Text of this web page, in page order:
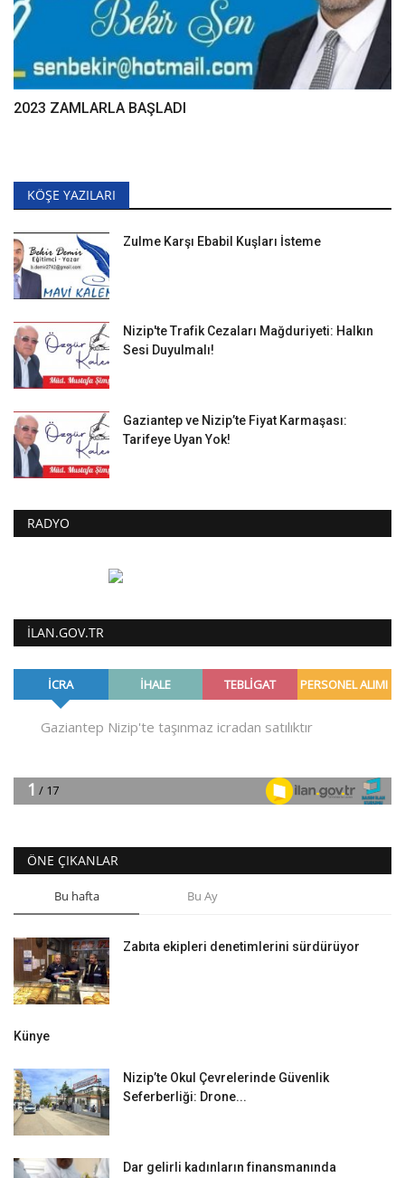
2023 ZAMLARLA BAŞLADI
KÖŞE YAZILARI
Zulme Karşı Ebabil Kuşları İsteme
Nizip'te Trafik Cezaları Mağduriyeti: Halkın
Sesi Duyulmalı!
Gaziantep ve Nizip’te Fiyat Karmaşası:
Tarifeye Uyan Yok!
RADYO
ILAN.GOV.TR
ÖNE ÇIKANLAR
Bu hafta Bu Ay
Zabıta ekipleri denetimlerini sürdürüyor
Künye
Nizip’te Okul Çevrelerinde Güvenlik
Seferberliği: Drone...
Dar gelirli kadınların finansmanında